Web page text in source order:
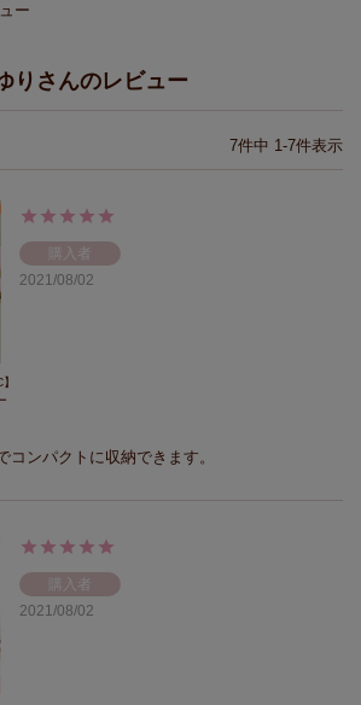
ー
りさんのレビュー
7件中 1-7件表示
購入者
2021/08/02
コンパクトに収納できます。
購入者
2021/08/02